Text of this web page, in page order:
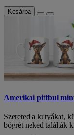
Kosárba
Amerikai pittbul
Szereted a kutyákat,
bögrét neked találták